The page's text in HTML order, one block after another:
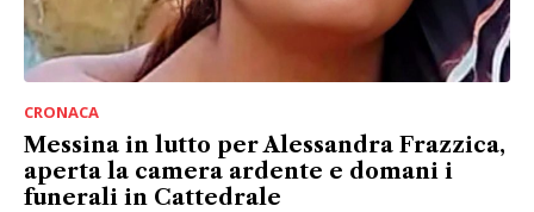
CRONACA
Messina in lutto per Alessandra Frazzica,
aperta la camera ardente e domani i
funerali in Cattedrale